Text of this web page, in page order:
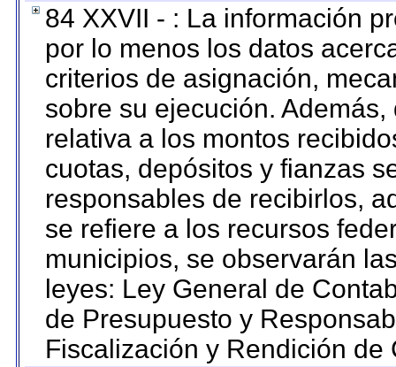
84 XXVII - : La información
por lo menos los datos
criterios de asignación,
sobre su ejecución.
relativa a los montos
cuotas, depósitos y fianzas
responsables de recibirlos,
se refiere a los recursos
municipios, se observarán
leyes: Ley General de
de Presupuesto y
Fiscalización y Rendición